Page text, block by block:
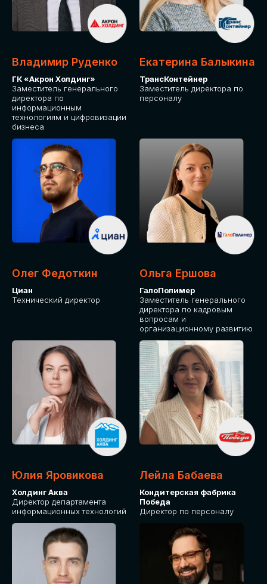
Владимир Руденко
ГК «Акрон Холдинг»
Заместитель генерального
директора по
информационным
технологиям и цифровизации
бизнеса
Екатерина Балыкина
ТрансКонтейнер
Заместитель директора по
персоналу
Олег Федоткин
Циан
Технический директор
Ольга Ершова
ГалоПолимер
Заместитель генерального
директора по кадровым
вопросам и
организационному развитию
Юлия Яровикова
Холдинг Аква
Директор департамента
информационных технологий
Лейла Бабаева
Кондитерская фабрика
Победа
Директор по персоналу